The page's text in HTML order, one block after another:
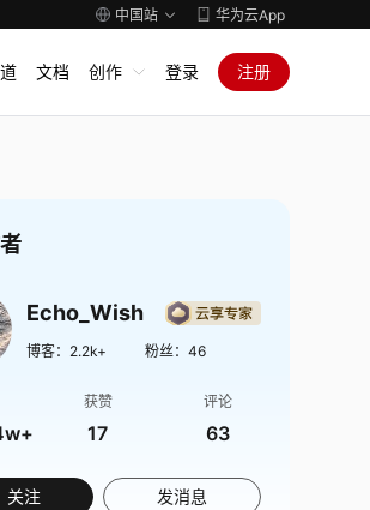
中国站 华为云App
文档 创作 登录 注册
Echo_Wish
博客： 2.2k+ 粉丝： 46
获赞
17
评论
63
关注 发消息